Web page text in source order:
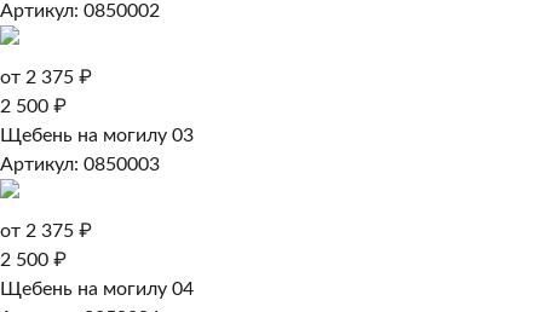
Артикул: 0850002
от 2 375 ₽
2 500 ₽
Щебень на могилу 03
Артикул: 0850003
от 2 375 ₽
2 500 ₽
Щебень на могилу 04